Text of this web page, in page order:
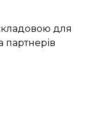
для
партнерів